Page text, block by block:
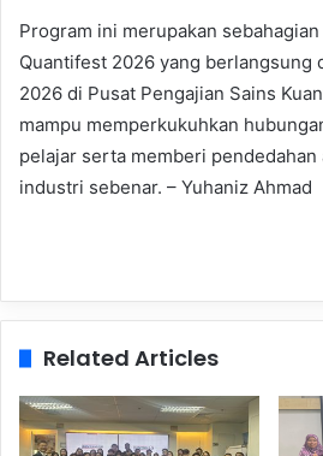
Program ini merupakan sebahagian
Quantifest 2026 yang berlangsung
2026 di Pusat Pengajian Sains
mampu memperkukuhkan
pelajar serta memberi pendedahan
industri sebenar. – Yuhaniz Ahmad
Related Articles